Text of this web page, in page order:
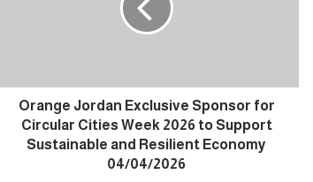
Orange Jordan Exclusive Sponsor for
Circular Cities Week 2026 to Support
Sustainable and Resilient Economy
04/04/2026